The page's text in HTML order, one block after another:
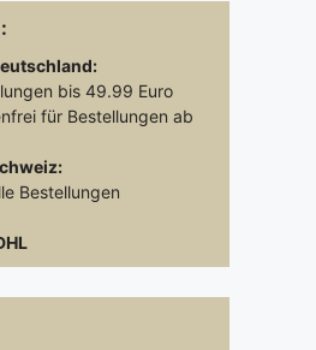
bis 49.99 Euro
für Bestellungen ab
Bestellungen